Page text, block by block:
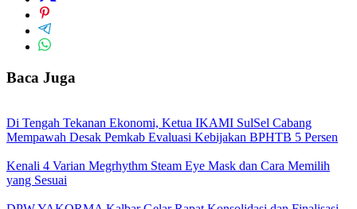
Baca Juga
Di Tengah Tekanan Ekonomi, Ketua IKAMI SulSel Cabang
Mempawah Desak Pemkab Evaluasi Kebijakan BPHTB 5 Persen
Kenali 4 Varian Megrhythm Steam Eye Mask dan Cara Memilih
yang Sesuai